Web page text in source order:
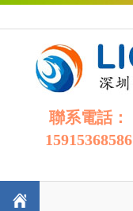
聯系電話：
15915368586